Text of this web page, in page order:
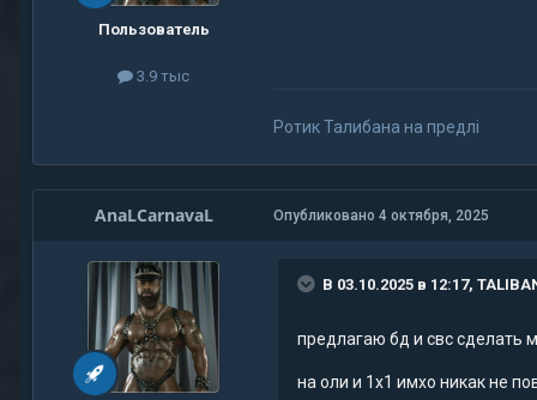
Пользователь
3.9 тыс
Ротик Талибана на предлi
AnaLCarnavaL Опубликовано 4 октября, 2025
В 03.10.2025 в 12:17,
предлагаю бд и свс сделать
на оли и 1х1 имхо никак не